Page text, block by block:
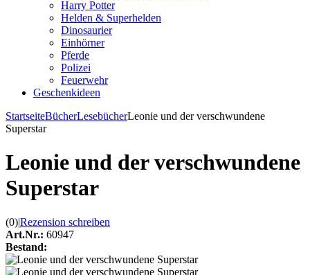
Harry Potter
Helden & Superhelden
Dinosaurier
Einhörner
Pferde
Polizei
Feuerwehr
Geschenkideen
StartseiteBücherLesebücherLeonie und der verschwundene
Superstar
Leonie und der verschwundene
Superstar
(0)|Rezension schreiben
Art.Nr.: 60947
Bestand: